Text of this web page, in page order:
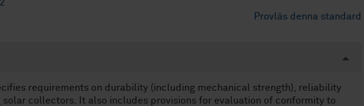
Provläs denna standard
requirements on durability (including mechanical strength), reliability
collectors. It also includes provisions for evaluation of conformity to